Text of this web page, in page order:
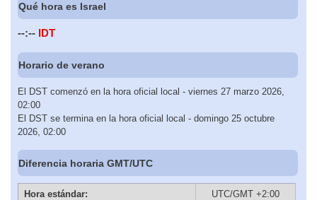
Qué hora es Israel
--:-- IDT
Horario de verano
El DST comenzó en la hora oficial local - viernes 27 marzo 2026,
02:00
El DST se termina en la hora oficial local - domingo 25 octubre
2026, 02:00
Diferencia horaria GMT/UTC
Hora estándar:
UTC/GMT +2:00